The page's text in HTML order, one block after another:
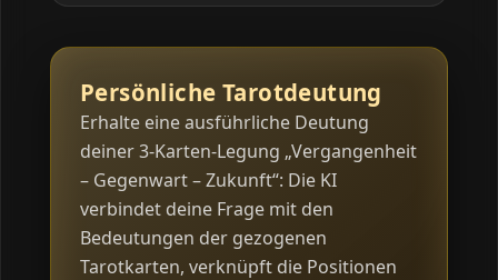
Persönliche Tarotdeutung
Erhalte eine ausführliche Deutung
deiner 3-Karten-Legung „Vergangenheit
– Gegenwart – Zukunft“: Die KI
verbindet deine Frage mit den
Bedeutungen der gezogenen
Tarotkarten, verknüpft die Positionen